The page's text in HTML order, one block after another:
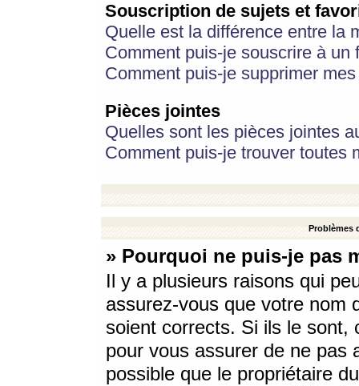
Souscription de sujets et
Quelle est la différence entre la
Comment puis-je souscrire à
Comment puis-je supprimer
Pièces jointes
Quelles sont les pièces jointes
Comment puis-je trouver toutes
Problèmes
» Pourquoi ne puis-je pas
Il y a plusieurs raisons qui
assurez-vous que votre nom
soient corrects. Si ils le sont,
pour vous assurer de ne pas
possible que le propriétaire